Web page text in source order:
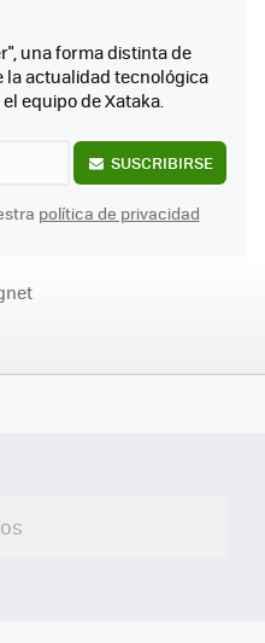
una forma distinta de
la actualidad tecnológica
equipo de Xataka.
SUSCRIBIRSE
política de privacidad